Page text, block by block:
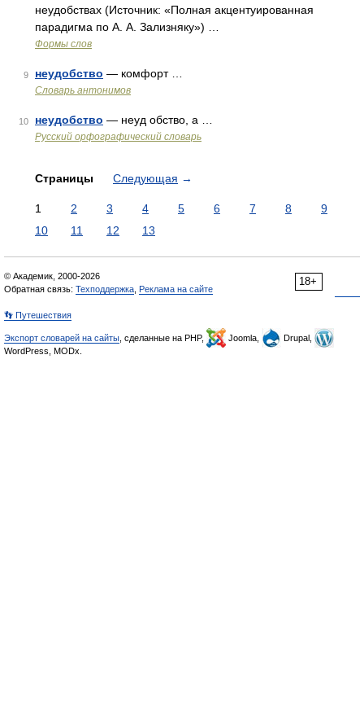
неудобствах (Источник: «Полная акцентуированная
парадигма по А. А. Зализняку») …
Формы слов
9 неудобство — комфорт …
Словарь антонимов
10 неудобство — неуд обство, а …
Русский орфографический словарь
Страницы Следующая →
1 2 3 4 5 6 7 8
9
10
11 12 13
18+
© Академик, 2000-2026
Обратная связь: Техподдержка Реклама на сайте
👣 Путешествия
Экспорт словарей на сайты , сделанные на PHP, Joomla,
Drupal,
WordPress, MODx.